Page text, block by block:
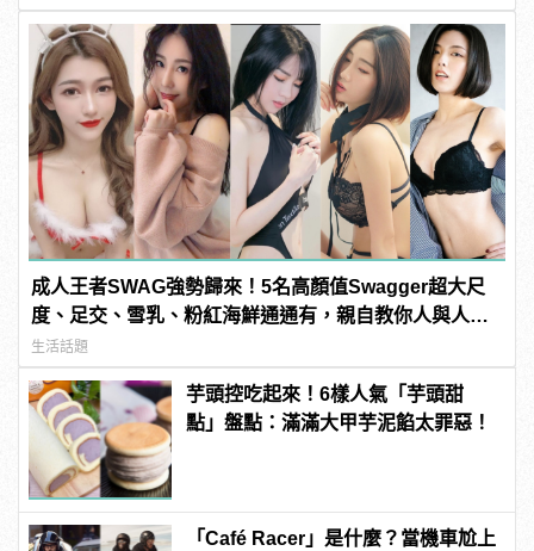
成人王者SWAG強勢歸來！5名高顏值Swagger超大尺
度、足交、雪乳、粉紅海鮮通通有，親自教你人與人的
連結！ | manfashion這樣變型男
生活話題
芋頭控吃起來！6樣人氣「芋頭甜
點」盤點：滿滿大甲芋泥餡太罪惡！
「Café Racer」是什麼？當機車尬上